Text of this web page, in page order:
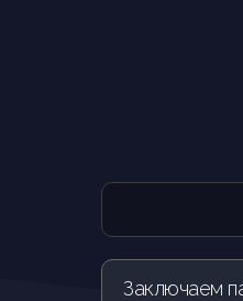
Заключаем